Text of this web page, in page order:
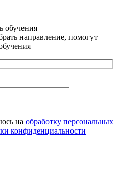
обучения
направление, помогут
на обработку персональных
конфиденциальности